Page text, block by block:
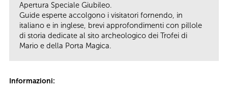
Apertura Speciale Giubileo.
Guide esperte accolgono i visitatori fornendo, in
italiano e in inglese, brevi approfondimenti con pillole
di storia dedicate al sito archeologico dei Trofei di
Mario e della Porta Magica.
Informazioni: